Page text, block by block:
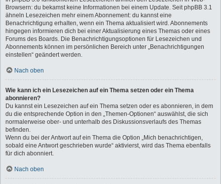
Browsern: du bekamst keine Informationen bei einem Update. Seit phpBB 3.1
ähneln Lesezeichen mehr einem Abonnement: du kannst eine
Benachrichtigung erhalten, wenn ein Thema aktualisiert wird. Abonnements
hingegen informieren dich bei einer Aktualisierung eines Themas oder eines
Forums des Boards. Die Benachrichtigungsoptionen für Lesezeichen und
Abonnements können im persönlichen Bereich unter „Benachrichtigungen
einstellen“ geändert werden.
Nach oben
Wie kann ich ein Lesezeichen auf ein Thema setzen oder ein Thema
abonnieren?
Du kannst ein Lesezeichen auf ein Thema setzen oder es abonnieren, in dem
du die entsprechende Option in den „Themen-Optionen“ auswählst, die sich
normalerweise ober- und unterhalb des Diskussionsverlaufs des Themas
befinden.
Wenn du bei der Antwort auf ein Thema die Option „Mich benachrichtigen,
sobald eine Antwort geschrieben wurde“ aktivierst, wird das Thema ebenfalls
für dich abonniert.
Nach oben